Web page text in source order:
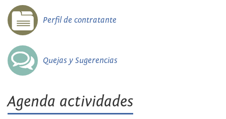
Perfil de contratante
Quejas y Sugerencias
Agenda actividades